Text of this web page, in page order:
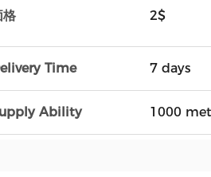
格 2$
Time 7 days
Ability 1000